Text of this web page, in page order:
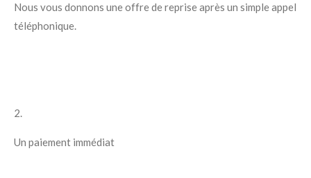
Nous vous donnons une offre de reprise après un simple appel
téléphonique.
2.
Un paiement immédiat